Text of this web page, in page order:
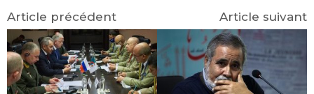
Article précédent Article suivant